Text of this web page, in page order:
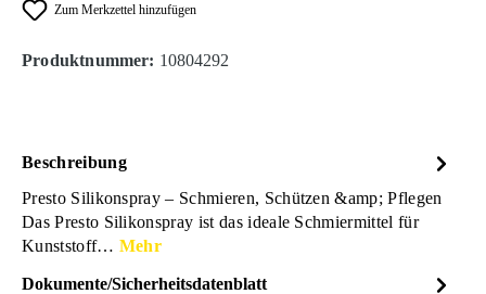
Zum Merkzettel hinzufügen
Produktnummer: 10804292
Beschreibung
Presto Silikonspray – Schmieren, Schützen &amp; Pflegen
Das Presto Silikonspray ist das ideale Schmiermittel für
Kunststoff… Mehr
Dokumente/Sicherheitsdatenblatt